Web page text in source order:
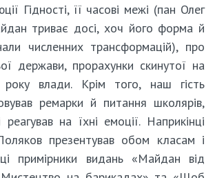
Гідності, її часові межі (пан Олег
триває досі, хоч його форма й
численних трансформацій), про
держави, прорахунки скинутої на
влади. Крім того, наш гість
ремарки й питання школярів,
реагував на їхні емоції. Наприкінці
презентував обом класам і
примірники видань «Майдан від